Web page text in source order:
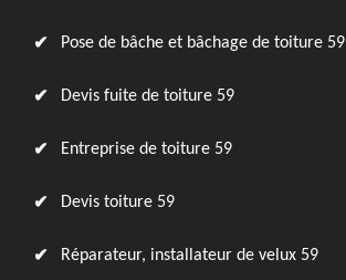
Pose de bâche et bâchage de toiture 59
Devis fuite de toiture 59
Entreprise de toiture 59
Devis toiture 59
Réparateur, installateur de velux 59